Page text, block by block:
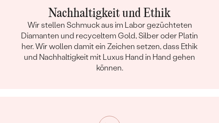
Nachhaltigkeit und Ethik
Wir stellen Schmuck aus im Labor gezüchteten
Diamanten und recyceltem Gold, Silber oder Platin
her. Wir wollen damit ein Zeichen setzen, dass Ethik
und Nachhaltigkeit mit Luxus Hand in Hand gehen
können.